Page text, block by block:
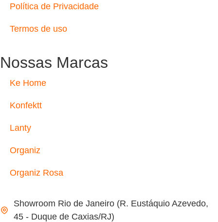
Política de Privacidade
Termos de uso
Nossas Marcas
Ke Home
Konfektt
Lanty
Organiz
Organiz Rosa
Showroom Rio de Janeiro (R. Eustáquio Azevedo,
45 - Duque de Caxias/RJ)